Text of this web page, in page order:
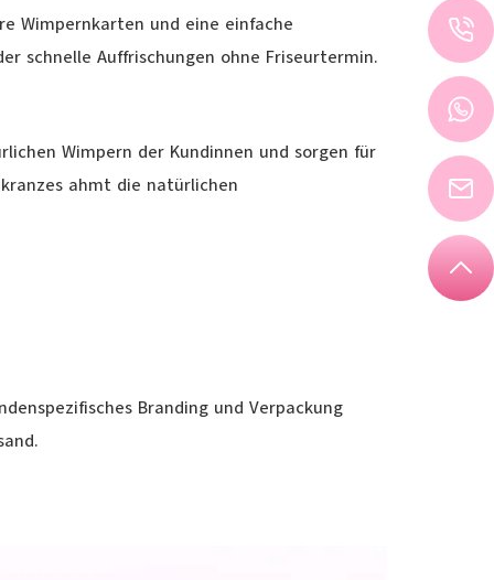
Wimpernkarten und eine einfache
schnelle Auffrischungen ohne Friseurtermin.
Wimpern der Kundinnen und sorgen für
ahmt die natürlichen
Branding und Verpackung